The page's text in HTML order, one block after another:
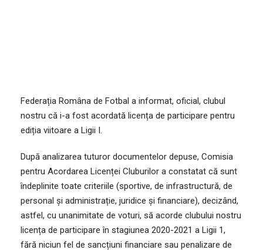
Federația Româna de Fotbal a informat, oficial, clubul
nostru că i-a fost acordată licența de participare pentru
ediția viitoare a Ligii I.
După analizarea tuturor documentelor depuse, Comisia
pentru Acordarea Licenței Cluburilor a constatat că sunt
îndeplinite toate criteriile (sportive, de infrastructură, de
personal și administrație, juridice și financiare), decizând,
astfel, cu unanimitate de voturi, să acorde clubului nostru
licența de participare în stagiunea 2020-2021 a Ligii 1,
fără niciun fel de sancțiuni financiare sau penalizare de